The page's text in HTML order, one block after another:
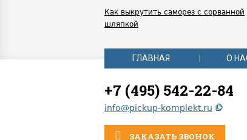
Как выкрутить саморез с сорванной
шляпкой
ГЛАВНАЯ О
+7 (495) 542-22-84
info@pickup-komplekt.ru
ЗАКАЗАТЬ ЗВОНОК